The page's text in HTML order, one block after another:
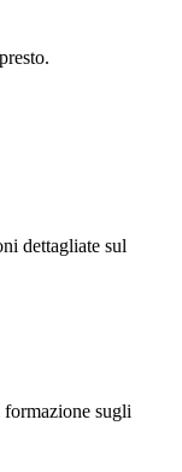
dettagliate sul
sugli